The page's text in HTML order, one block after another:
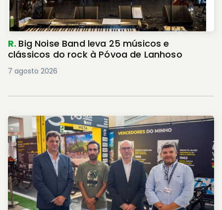
R. Big Noise Band leva 25 músicos e
clássicos do rock à Póvoa de Lanhoso
7 agosto 2026